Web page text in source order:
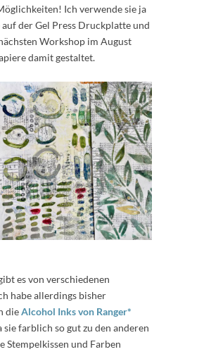
Ich verwende sie ja
der Gel Press Druckplatte und
Workshop im August
damit gestaltet.
es von verschiedenen
habe allerdings bisher
dieAlcohol Inks von Ranger*
sie farblich so gut zu den anderen
Stempelkissen und Farben